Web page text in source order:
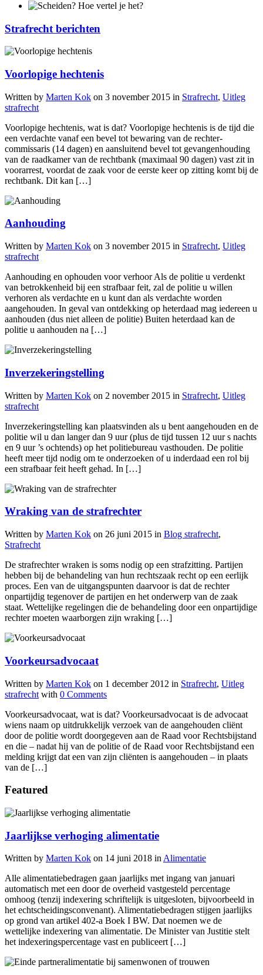
Strafrecht berichten
Voorlopige hechtenis
Written by Marten Kok on 3 november 2015 in Strafrecht, Uitleg
strafrecht
Voorlopige hechtenis, wat is dat? Voorlopige hechtenis is de tijd die
een verdachte vanaf een bevel tot bewaring van de rechter-
commissaris (14 dagen) en aansluitend bevel tot gevangenhouding
van de raadkamer van de rechtbank (maximaal 90 dagen) vast zit in
voorarrest, voordat de zaak voor de eerste keer op zitting komt bij de
rechtbank. Dit kan […]
Aanhouding
Written by Marten Kok on 3 november 2015 in Strafrecht, Uitleg
strafrecht
Aanhouding en ophouden voor verhoor Als de politie u verdenkt
van betrokkenheid bij een strafbaar feit, zal de politie u willen
verhoren als verdachte en u kunt dan als verdachte worden
aangehouden. In geval van ontdekking op heterdaad mag iedereen u
aanhouden (dus niet alleen de politie) Buiten heterdaad kan de
politie u aanhouden na […]
Inverzekeringstelling
Written by Marten Kok on 2 november 2015 in Strafrecht, Uitleg
strafrecht
Inverzekeringstelling kan plaatsvinden als u bent aangehouden en de
politie wil u dan langer dan 9 uur (plus de tijd tussen 12 uur s nachts
en 9 uur ’s ochtends) op het politiebureau vasthouden. De politie
heeft meer tijd nodig om te onderzoeken of u inderdaad een rol bij
een strafbaar feit heeft gehad. In […]
Wraking van de strafrechter
Written by Marten Kok on 26 juni 2015 in Blog strafrecht,
Strafrecht
De strafrechter wraken is soms nodig op een strafzitting. Partijen
hebben bij de behandeling van hun rechtszaak recht op een eerlijk
proces. Een van de uitgangspunten daarvoor is dat de rechter
onpartijdig tegenover de partijen en het onderwerp van de zaak
staat. Wettelijke regelingen die de behandeling door een onpartijdige
rechter moeten waarborgen zijn wraking […]
Voorkeursadvocaat
Written by Marten Kok on 1 december 2012 in Strafrecht, Uitleg
strafrecht with 0 Comments
Voorkeursadvocaat, wat is dat? Voorkeursadvocaat is de advocaat
wiens naam op uitdrukkelijk verzoek van de aangehouden cliënt
door de politie wordt doorgegeven aan de Raad voor Rechtsbijstand
en die – nadat hij van de politie of de Raad voor Rechtsbijstand een
melding krijgt dat een van zijn cliënten is aangehouden – in plaats
van de […]
Featured
Jaarlijkse verhoging alimentatie
Written by Marten Kok on 14 juni 2018 in Alimentatie
Alle alimentatiebedragen gaan jaarlijks met ingang van januari
automatisch met een door de overheid vastgesteld percentage
omhoog (tenzij indexering schriftelijk is uitgesloten, bijvoorbeeld in
het echtscheidingsconvenant). Alimentatiebedragen stijgen jaarlijks
op grond van artikel 402-a Boek I BW. Dat noemen we de
wettelijke indexering van alimentatie. De Minister van Justitie stelt
het indexeringspercentage vast en publiceert […]